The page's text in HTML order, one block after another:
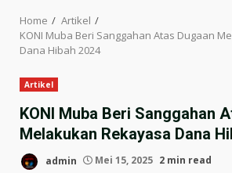
Home
Artikel
KONI Muba Beri Sanggahan Atas Dugaan
Dana Hibah 2024
Artikel
KONI Muba Beri Sanggahan
Melakukan Rekayasa Dana
admin Mei 15, 2025 2 min read